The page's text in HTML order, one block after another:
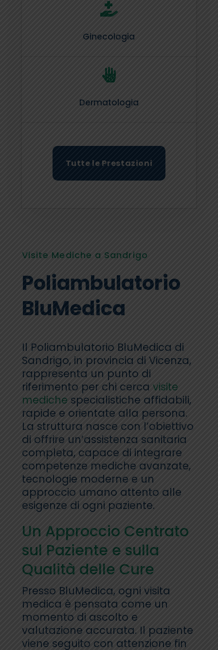

Ginecologia

Dermatologia
Tutte le Prestazioni
Visite Mediche a Sandrigo
Poliambulatorio
BluMedica
Il Poliambulatorio BluMedica di
Sandrigo, in provincia di Vicenza,
rappresenta un punto di
riferimento per chi cerca visite
mediche specialistiche affidabili,
rapide e orientate alla persona.
La struttura nasce con l’obiettivo
di offrire un’assistenza sanitaria
completa, capace di integrare
competenze mediche avanzate,
tecnologie moderne e un
approccio umano attento alle
esigenze di ogni paziente.
Un Approccio Centrato
sul Paziente e sulla
Qualità delle Cure
Presso BluMedica, ogni visita
medica è pensata come un
momento di ascolto e
valutazione accurata. Il paziente
viene seguito con attenzione fin